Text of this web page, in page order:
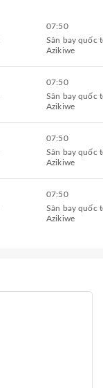
07:50
Sân bay quốc
Azikiwe
07:50
Sân bay quốc
Azikiwe
07:50
Sân bay quốc
Azikiwe
07:50
Sân bay quốc
Azikiwe